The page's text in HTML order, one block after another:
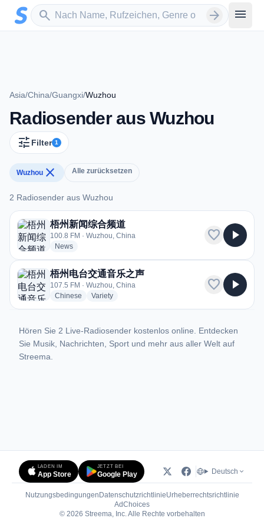
Zum Hauptinhalt springen
search
Sender suchen arrow_forward menu
Asia/China/Guangxi/Wuzhou
Radiosender aus Wuzhou
tune Filter 1
Wuzhou close Alle zurücksetzen
2 Radiosender aus Wuzhou
2 Radiosender aus Wuzhou
梧州新闻综合频道
100.8 FM · Wuzhou, China
Newsradio stations
favorite play_arrow
梧州电台交通音乐之声
107.5 FM · Wuzhou, China
Chinese radio stations
Varietyradio stations
favorite play_arrow
Hören Sie 2 Live-Radiosender kostenlos online. Entdecken
Sie Musik, Nachrichten, Sport und mehr aus aller Welt auf
Streema.
LADEN IM
App Store
JETZT BEI
Google Play Deutsch
Nutzungsbedingungen DatenschutzrichtlinieUrheberrechtsrichtlinie
AdChoices(öffnet in neuem Tab)
© 2026 Streema, Inc. Alle Rechte vorbehalten